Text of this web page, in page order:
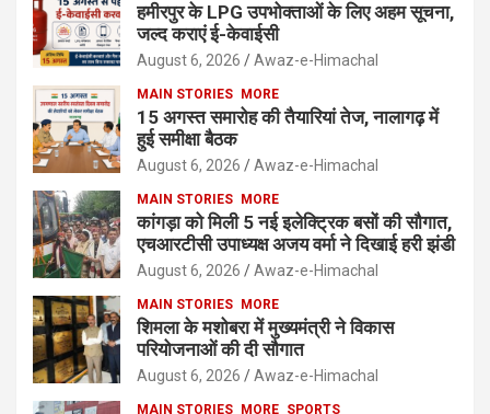
हमीरपुर के LPG उपभोक्ताओं के लिए अहम सूचना,
जल्द कराएं ई-केवाईसी
August 6, 2026 Awaz-e-Himachal
MAIN STORIES MORE
15 अगस्त समारोह की तैयारियां तेज, नालागढ़ में
हुई समीक्षा बैठक
August 6, 2026 Awaz-e-Himachal
MAIN STORIES MORE
कांगड़ा को मिली 5 नई इलेक्ट्रिक बसों की सौगात,
एचआरटीसी उपाध्यक्ष अजय वर्मा ने दिखाई हरी झंडी
August 6, 2026 Awaz-e-Himachal
MAIN STORIES MORE
शिमला के मशोबरा में मुख्यमंत्री ने विकास
परियोजनाओं की दी सौगात
August 6, 2026 Awaz-e-Himachal
MAIN STORIES MORE SPORTS